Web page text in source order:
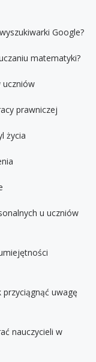
Google?
matematyki?
uczniów
prawniczej
życia
u uczniów
uwagę
nauczycieli w